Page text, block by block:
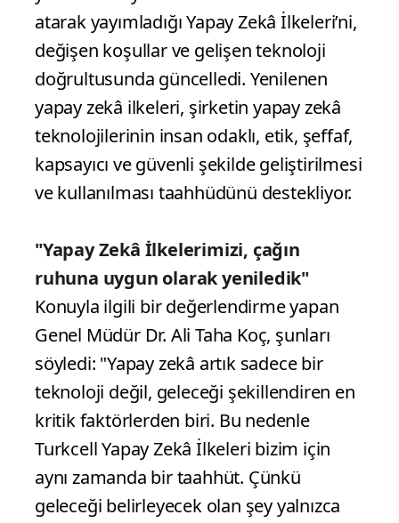
atarak yayımladığı Yapay Zekâ İlkeleri’ni,
değişen koşullar ve gelişen teknoloji
doğrultusunda güncelledi. Yenilenen
yapay zekâ ilkeleri, şirketin yapay zekâ
teknolojilerinin insan odaklı, etik, şeffaf,
kapsayıcı ve güvenli şekilde geliştirilmesi
ve kullanılması taahhüdünü destekliyor.
"Yapay Zekâ İlkelerimizi, çağın
ruhuna uygun olarak yeniledik"
Konuyla ilgili bir değerlendirme yapan
Genel Müdür Dr. Ali Taha Koç, şunları
söyledi: "Yapay zekâ artık sadece bir
teknoloji değil, geleceği şekillendiren en
kritik faktörlerden biri. Bu nedenle
Turkcell Yapay Zekâ İlkeleri bizim için
aynı zamanda bir taahhüt. Çünkü
geleceği belirleyecek olan şey yalnızca